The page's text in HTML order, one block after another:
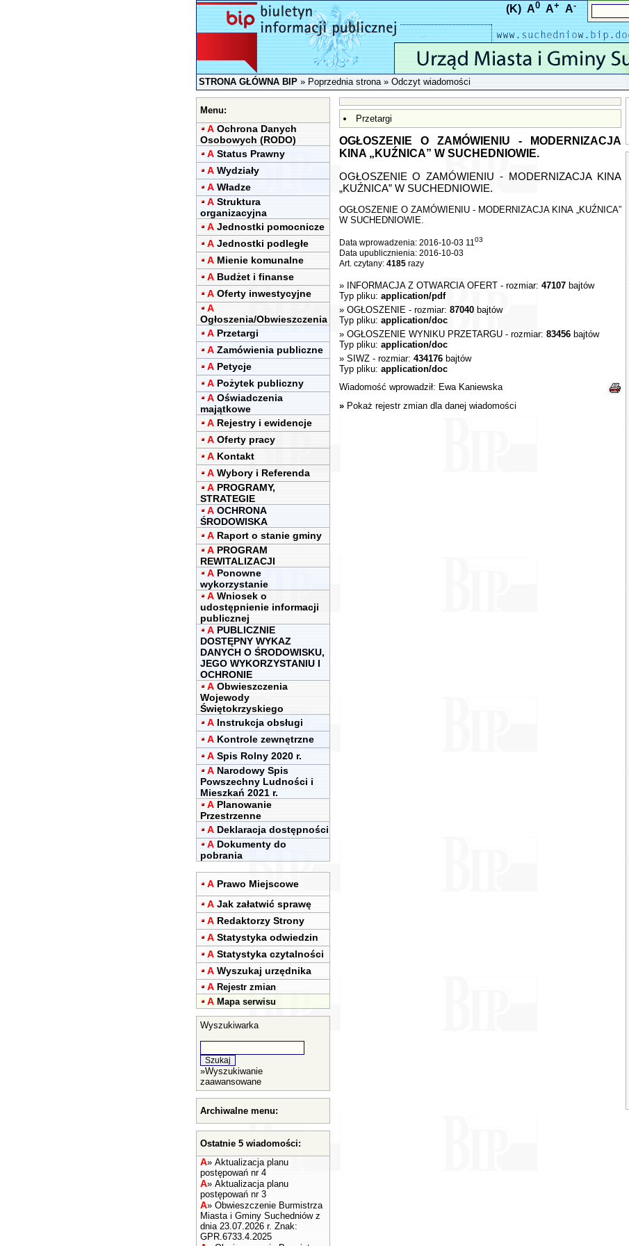
(K) A0 A+ A-
STRONA GŁÓWNA BIP»Poprzednia strona» Odczyt wiadomości
Menu:
A Ochrona Danych
Osobowych (RODO)
A Status Prawny
A Wydziały
A Władze
A Struktura
organizacyjna
A Jednostki pomocnicze
A Jednostki podległe
A Mienie komunalne
A Budżet i finanse
A Oferty inwestycyjne
A
Ogłoszenia/Obwieszczenia
A Przetargi
A Zamówienia publiczne
A Petycje
A Pożytek publiczny
A Oświadczenia
majątkowe
A Rejestry i ewidencje
A Oferty pracy
A Kontakt
A Wybory i Referenda
A PROGRAMY,
STRATEGIE
A OCHRONA
ŚRODOWISKA
A Raport o stanie gminy
A PROGRAM
REWITALIZACJI
A Ponowne
wykorzystanie
A Wniosek o
udostępnienie informacji
publicznej
A PUBLICZNIE
DOSTĘPNY WYKAZ
DANYCH O ŚRODOWISKU,
JEGO WYKORZYSTANIU I
OCHRONIE
A Obwieszczenia
Wojewody
Świętokrzyskiego
A Instrukcja obsługi
A Kontrole zewnętrzne
A Spis Rolny 2020 r.
A Narodowy Spis
Powszechny Ludności i
Mieszkań 2021 r.
A Planowanie
Przestrzenne
A Deklaracja dostępności
A Dokumenty do
pobrania
A Prawo Miejscowe
A Jak załatwić sprawę
A Redaktorzy Strony
A Statystyka odwiedzin
A Statystyka czytalności
A Wyszukaj urzędnika
A Rejestr zmian
A Mapa serwisu
Wyszukiwarka
»Wyszukiwanie
zaawansowane
Archiwalne menu:
Ostatnie 5 wiadomości:
A» Aktualizacja planu
postępowań nr 4
A» Aktualizacja planu
postępowań nr 3
A» Obwieszczenie Burmistrza
Miasta i Gminy Suchedniów z
dnia 23.07.2026 r. Znak:
GPR.6733.4.2025
Przetargi
OGŁOSZENIE O ZAMÓWIENIU - MODERNIZACJA
KINA „KUŹNICA” W SUCHEDNIOWIE.
OGŁOSZENIE O ZAMÓWIENIU - MODERNIZACJA KINA
„KUŹNICA” W SUCHEDNIOWIE.
OGŁOSZENIE O ZAMÓWIENIU - MODERNIZACJA KINA „KUŹNICA”
W SUCHEDNIOWIE.
Data wprowadzenia: 2016-10-03 1103
Data upublicznienia: 2016-10-03
Art. czytany: 4185razy
» INFORMACJA Z OTWARCIA OFERT - rozmiar: 47107bajtów
Typ pliku: application/pdf
» OGŁOSZENIE- rozmiar: 87040bajtów
Typ pliku: application/doc
» OGŁOSZENIE WYNIKU PRZETARGU- rozmiar: 83456bajtów
Typ pliku: application/doc
» SIWZ- rozmiar: 434176bajtów
Typ pliku: application/doc
Wiadomość wprowadził: Ewa Kaniewska
» Pokaż rejestr zmian dla danej wiadomości